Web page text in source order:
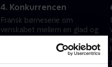
4. Konkurrencen
Fransk børneserie om
venskabet mellem en glad og
lille kylling. På trods af deres
mange forskelle er de bedste
1. maj 2023 • 3 min